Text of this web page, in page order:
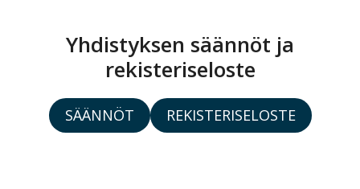
Yhdistyksen säännöt ja
rekisteriseloste
SÄÄNNÖT REKISTERISELOSTE